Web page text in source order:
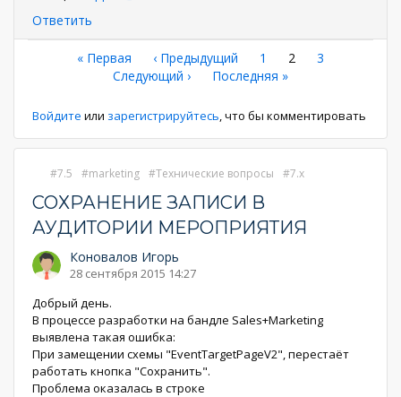
Ответить
Нумерация
страниц
Первая
страница
« Первая ←
‹ Предыдущий Страница
1
Текущая
2 Страница
3
Следующая
Следующий ›
Последняя
Последняя »
Войдите или зарегистрируйтесь, что бы комментировать
7.5 marketing Технические вопросы 7.x
СОХРАНЕНИЕ ЗАПИСИ В
АУДИТОРИИ МЕРОПРИЯТИЯ
Коновалов Игорь
28 сентября 2015 14:27
Добрый день.
В процессе разработки на бандле Sales+Marketing
выявлена такая ошибка:
При замещении схемы "EventTargetPageV2", перестаёт
работать кнопка "Сохранить".
Проблема оказалась в строке